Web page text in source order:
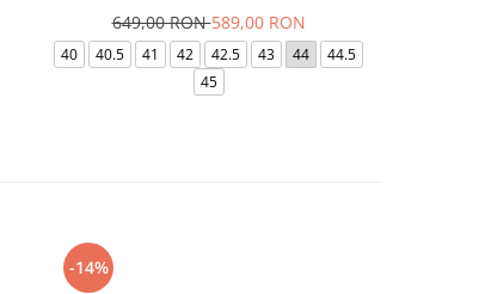
649,00 RON589,00 RON
40 40.5 41 42 42.5 43 44
44.5
45
-14%